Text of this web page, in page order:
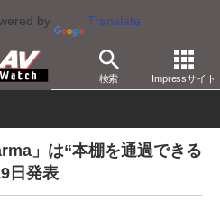
by Translate
検索 Impressサイト
」は“本棚を通過できる
日発表